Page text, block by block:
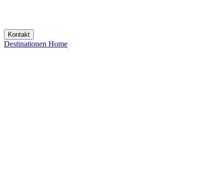
Kontakt
Destinationen Home